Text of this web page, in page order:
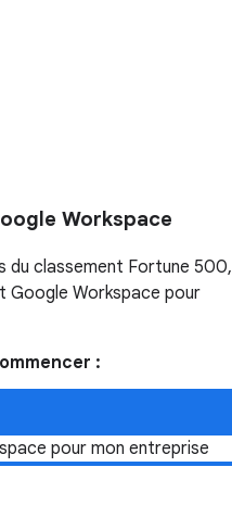
Workspace
du classement Fortune 500,
Google Workspace pour
:
pour mon entreprise